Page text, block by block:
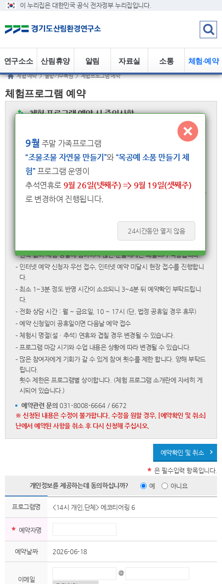
이 누리집은 대한민국 공식 전자정부 누리집입니다.
체험·예약
소통
자료실
알림
산림휴양
연구소소
체험·예약 > 물향기수목원 > 체험프로그램 예약
체험프로그램 예약
9월 주말 가족프로그램
“조물조물 자연물 만들기”와 “목공예 소품 만들기 체
험” 프로그램 운영이
추석연휴로 9월 26일(넷째주) => 9월 19일(셋째주)
로 변경하여 진행됩니다.
24시간동안 열지 않음
체험 프로그램 예약 시 주의사항
– 체험 프로그램별 진행시기, 참여대상, 진행장소, 예약 방법 및 예약 시기가
조금씩 다릅니다.
<체험 프로그램 소개>에서 확인 후 신청하시기 바랍니다.
개인 : 물향기에코티어링, 물이와 향이의 작은정원 만들기, 물이와 향
이의 버닝교실, 물방울온실 투어, 수목원의 겨울새
수목원에서 만나는 유아숲, 수목원에서 만나는 자연교실, 다(多)
가치 숲(취약계층)
약/참여를 가족당 1달에 1번으로 제한합니다.)
– 예약취소는 각 담당자에게 체험일 전날 오후 4시까지 <전화취소> 부탁드
– 연락 없이 체험 당일에 참여하지 않는 분들에게는 패널티가 적용됩니다.
– 인터넷 예약 신청자 우선 접수, 인터넷 예약 미달시 현장 접수를 진행합니
다.
– 최소 1~3분 정도 반영 시간이 소요되니 3~4분 뒤 예약확인 부탁드립니
다.
– 전화 상담 시간 : 월 ~ 금요일, 10 ~ 17시 (단, 법정 공휴일 경우 휴무)
– 예약 신청일이 공휴일이면 다음날 예약 접수
– 체험시 명절(설ㆍ추석) 연휴와 겹칠 경우 변경될 수 있습니다.
– 프로그램 마감 시기와 수업 내용은 상황에 따라 변경될 수 있습니다.
– 많은 참여자에게 기회가 갈 수 있게 참여 횟수를 제한 합니다. 양해 부탁드
립니다.
횟수 제한은 프로그램별 상이합니다. (체험 프로그램 소개란에 자세히 게
시되어 있습니다.)
예약관련 문의 031-8008-6664 / 6672
※ 신청된 내용은 수정이 불가합니다. 수정을 원할 경우, [예약확인 및 취소]
난에서 예약된 사항을 취소 후 다시 신청해 주십시오.
예약확인 및 취소
* 은 필수입력 항목입니다.
개인정보를 제공하는데 동의하십니까?
예 아니요
프로그램명 <14시 개인,단체> 에코티어링 6
* 예약자명
예약날짜 2026-06-18
이메일
@